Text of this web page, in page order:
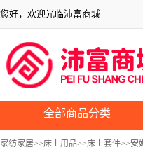
您好，欢迎光临沛富商城
全部商品分类
家纺家居>>床上用品>>床上套件>>安